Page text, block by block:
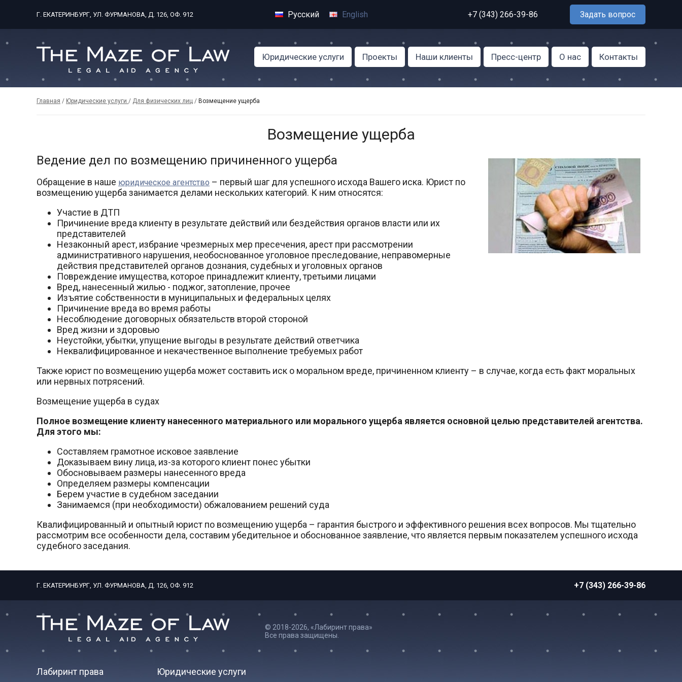
Задать вопрос
+7 (343) 266-39-86
Г. ЕКАТЕРИНБУРГ, УЛ. ФУРМАНОВА, Д. 126, ОФ. 912 Русский English
Юридические услуги Проекты Наши клиенты Пресс-центр О нас Контакты
Главная / Юридические услуги / Для физических лиц / Возмещение ущерба
Возмещение ущерба
Ведение дел по возмещению причиненного ущерба
Обращение в наше юридическое агентство – первый шаг для успешного исхода Вашего иска. Юрист по
возмещению ущерба занимается делами нескольких категорий. К ним относятся:
Участие в ДТП
Причинение вреда клиенту в результате действий или бездействия органов власти или их
представителей
Незаконный арест, избрание чрезмерных мер пресечения, арест при рассмотрении
административного нарушения, необоснованное уголовное преследование, неправомерные
действия представителей органов дознания, судебных и уголовных органов
Повреждение имущества, которое принадлежит клиенту, третьими лицами
Вред, нанесенный жилью - поджог, затопление, прочее
Изъятие собственности в муниципальных и федеральных целях
Причинение вреда во время работы
Несоблюдение договорных обязательств второй стороной
Вред жизни и здоровью
Неустойки, убытки, упущение выгоды в результате действий ответчика
Неквалифицированное и некачественное выполнение требуемых работ
Также юрист по возмещению ущерба может составить иск о моральном вреде, причиненном клиенту – в случае, когда есть факт моральных
или нервных потрясений.
Возмещение ущерба в судах
Полное возмещение клиенту нанесенного материального или морального ущерба является основной целью представителей агентства.
Для этого мы:
Составляем грамотное исковое заявление
Доказываем вину лица, из-за которого клиент понес убытки
Обосновываем размеры нанесенного вреда
Определяем размеры компенсации
Берем участие в судебном заседании
Занимаемся (при необходимости) обжалованием решений суда
Квалифицированный и опытный юрист по возмещению ущерба – гарантия быстрого и эффективного решения всех вопросов. Мы тщательно
рассмотрим все особенности дела, составим убедительное и обоснованное заявление, что является первым показателем успешного исхода
судебного заседания.
+7 (343) 266-39-86
Г. ЕКАТЕРИНБУРГ, УЛ. ФУРМАНОВА, Д. 126, ОФ. 912
© 2018-2026, «Лабиринт права»
Все права защищены.
Лабиринт права Юридические услуги